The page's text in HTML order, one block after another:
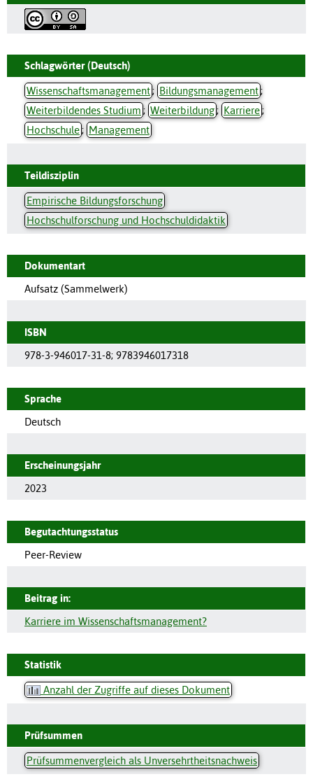
Schlagwörter (Deutsch)
Wissenschaftsmanagement; Bildungsmanagement;
Weiterbildendes Studium ; Weiterbildung; Karriere;
Hochschule; Management
Teildisziplin
Empirische Bildungsforschung
Hochschulforschung und Hochschuldidaktik
Dokumentart
Aufsatz (Sammelwerk)
ISBN
978-3-946017-31-8; 9783946017318
Sprache
Deutsch
Erscheinungsjahr
2023
Begutachtungsstatus
Peer-Review
Beitrag in:
Karriere im Wissenschaftsmanagement?
Statistik
Anzahl der Zugriffe auf dieses Dokument
Prüfsummen
Prüfsummenvergleich als Unversehrtheitsnachweis